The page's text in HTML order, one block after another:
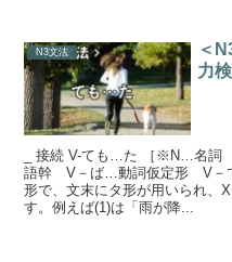
N3文法
＜
力
_ 接続 V-ても…た ［※N…名
語幹 V－ば…動詞仮定形 V－
形で、文末にタ形が用いられ、
す。例えば(1)は「雨が降...